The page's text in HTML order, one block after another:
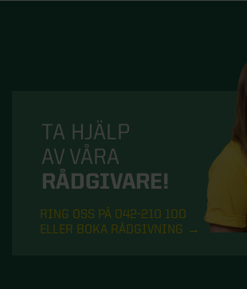
TA HJÄLP
AV VÅRA
RÅDGIVARE!
RING OSS PÅ 042-210 100
ELLER BOKA RÅDGIVNING